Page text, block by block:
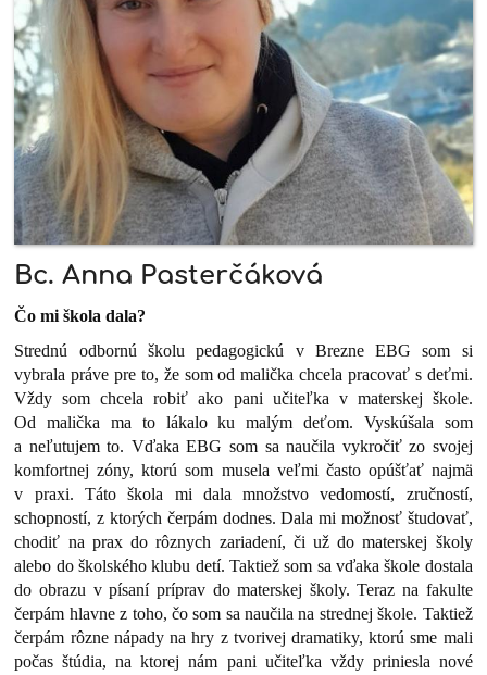
Bc. Anna Pasterčáková
Čo mi škola dala?
Strednú odbornú školu pedagogickú v Brezne EBG som si
vybrala práve pre to, že som od malička chcela pracovať s deťmi.
Vždy som chcela robiť ako pani učiteľka v materskej škole.
Od malička ma to lákalo ku malým deťom. Vyskúšala som
a neľutujem to. Vďaka EBG som sa naučila vykročiť zo svojej
komfortnej zóny, ktorú som musela veľmi často opúšťať najmä
v praxi. Táto škola mi dala množstvo vedomostí, zručností,
schopností, z ktorých čerpám dodnes. Dala mi možnosť študovať,
chodiť na prax do rôznych zariadení, či už do materskej školy
alebo do školského klubu detí. Taktiež som sa vďaka škole dostala
do obrazu v písaní príprav do materskej školy. Teraz na fakulte
čerpám hlavne z toho, čo som sa naučila na strednej škole. Taktiež
čerpám rôzne nápady na hry z tvorivej dramatiky, ktorú sme mali
počas štúdia, na ktorej nám pani učiteľka vždy priniesla nové